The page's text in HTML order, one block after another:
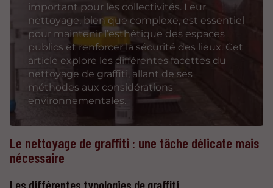
important pour les collectivités. Leur
nettoyage, bien que complexe, est essentiel
pour maintenir l’esthétique des espaces
publics et renforcer la sécurité des lieux. Cet
article explore les différentes facettes du
nettoyage de graffiti, allant de ses
méthodes aux considérations
environnementales.
Le nettoyage de graffiti : une tâche délicate mais
nécessaire